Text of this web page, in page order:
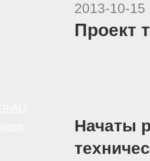
2013-10-15
Проект
Начаты